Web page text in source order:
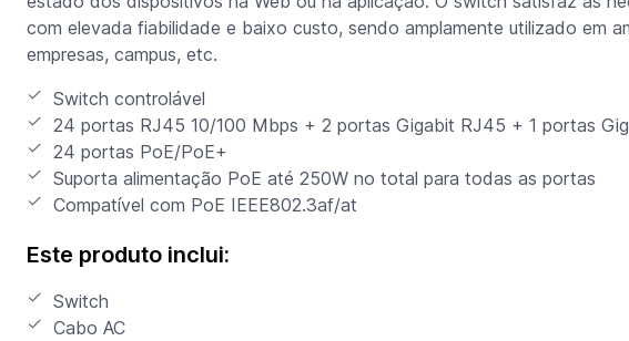
com elevada fiabilidade e baixo custo, sendo amplamente utilizado em
empresas, campus, etc.
Switch controlável
24 portas RJ45 10/100 Mbps + 2 portas Gigabit RJ45 + 1 portas
24 portas PoE/PoE+
Suporta alimentação PoE até 250W no total para todas as portas
Compatível com PoE IEEE802.3af/at
Este produto inclui:
Switch
Cabo AC